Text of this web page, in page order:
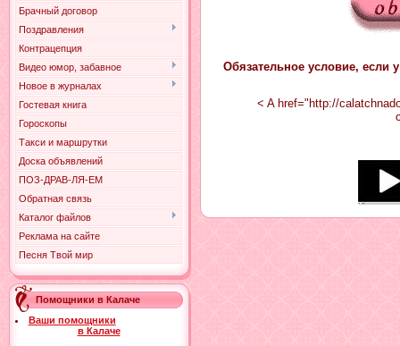
Брачный договор
Поздравления
Контрацепция
Видео юмор, забавное
Новое в журналах
Гостевая книга
Гороскопы
Такси и маршрутки
Доска объявлений
ПОЗ-ДРАВ-ЛЯ-ЕМ
Обратная связь
Каталог файлов
Реклама на сайте
Песня Твой мир
Помощники в Калаче
Ваши помощники
в Калаче
Обязательное условие, если
< A href="http://